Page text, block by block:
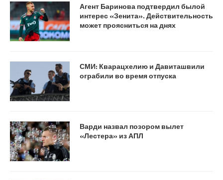
Агент Баринова подтвердил былой
интерес «Зенита». Действительность
может проясниться на днях
СМИ: Кварацхелию и Давиташвили
ограбили во время отпуска
Варди назвал позором вылет
«Лестера» из АПЛ